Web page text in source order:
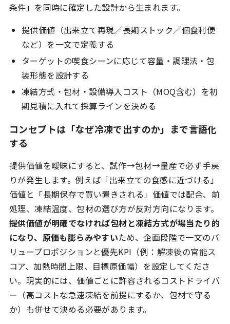
条件」を同時に確定した設計から生まれます。
提供価値（出来立て再現／長期ストック／個食利便
など）を一文で定義する
ターゲットの喫食シーンに応じて容量・調理法・包
装形態を設計する
凍結方式・包材・設備導入コスト（MOQ含む）を初
期見積に入れて採算ラインを決める
コンセプトは「なぜ冷凍で出すのか」まで言語化
する
提供価値を曖昧にすると、試作→包材→量産で必ず手戻
りが発生します。例えば「出来立ての食感に近づける」
価値と「長期保存で買い置きされる」価値では配合、前
処理、凍結温度、包材の選び方が反対方向になります。
提供価値が明確でなければ包材と凍結方式が場当たり的
になり、原価も膨らみやすいため、企画段階で一文のバ
リュープロポジションと優先KPI（例：解凍後の官能ス
コア、加熱時間上限、目標原価幅）を設定してくださ
い。現実的には、価値ごとに許容されるコストドライバ
ー（高コストな急速凍結を前提にするか、包材で守る
か）も併せて決める必要があります。